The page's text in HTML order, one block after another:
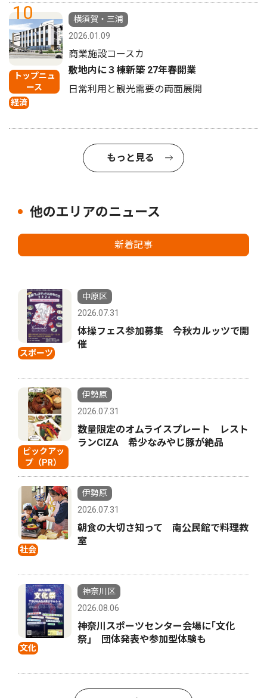
10
トップニュ
ース
経済
横須賀・三浦
2026.01.09
商業施設コースカ
敷地内に３棟新築 27年春開業
日常利用と観光需要の両面展開
もっと見る
他のエリアのニュース
新着記事
スポーツ
中原区
2026.07.31
体操フェス参加募集 今秋カルッツで開
催
ピックアッ
プ（PR）
伊勢原
2026.07.31
数量限定のオムライスプレート レスト
ランCIZA 希少なみやじ豚が絶品
社会
伊勢原
2026.07.31
朝食の大切さ知って 南公民館で料理教
室
文化
神奈川区
2026.08.06
神奈川スポーツセンター会場に｢文化
祭｣ 団体発表や参加型体験も